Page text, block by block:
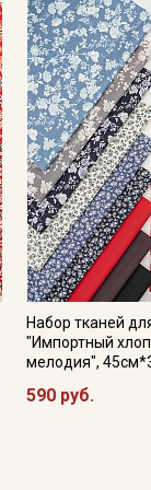
Набор тканей
"Импортный
мелодия",
590 руб.